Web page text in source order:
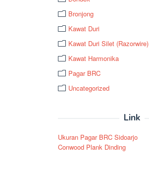
Bronjong
Kawat Duri
Kawat Duri Silet (Razorwire)
Kawat Harmonika
Pagar BRC
Uncategorized
Link
Ukuran Pagar BRC Sidoarjo
Conwood Plank Dinding